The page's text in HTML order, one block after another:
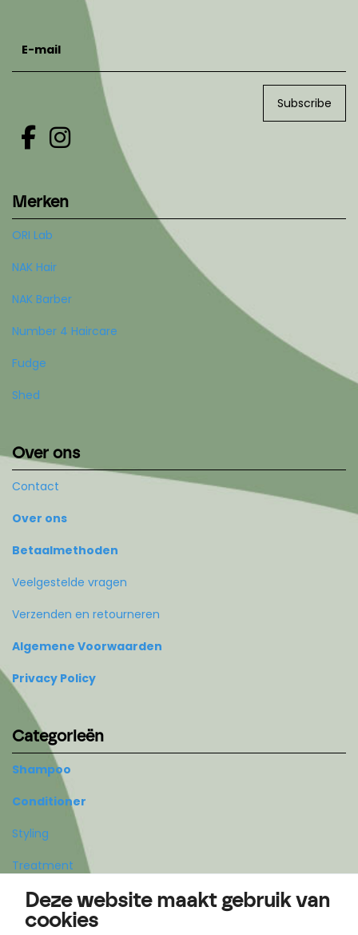
Subscribe
Merken
ORI Lab
NAK Hair
NAK Barber
Number 4 Haircare
Fudge
Shed
Over ons
Contact
Over ons
Betaalmethoden
Veelgestelde vragen
Verzenden en retourneren
Algemene Voorwaarden
Privacy Policy
Categorieën
Shampoo
Conditioner
Styling
Treatment
Body
Deze website maakt gebruik van
cookies